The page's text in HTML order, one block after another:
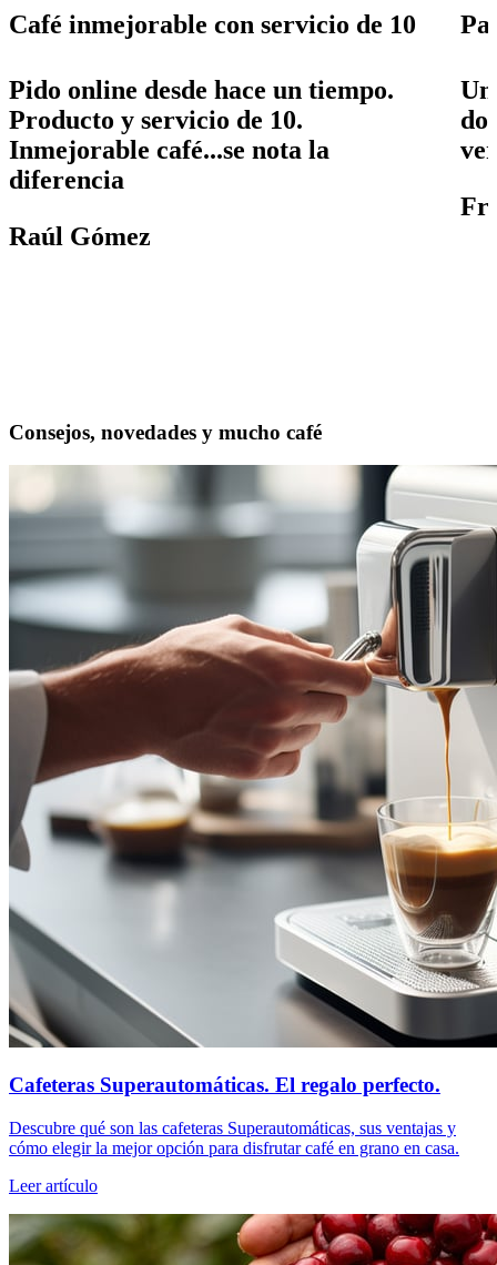
Café inmejorable con servicio de 10
Pido online desde hace un tiempo.
Producto y servicio de 10.
Inmejorable café...se nota la
diferencia
Raúl Gómez
Consejos, novedades y mucho café
Cafeteras Superautomáticas. El regalo perfecto.
Descubre qué son las cafeteras Superautomáticas, sus ventajas y
cómo elegir la mejor opción para disfrutar café en grano en casa.
Leer artículo